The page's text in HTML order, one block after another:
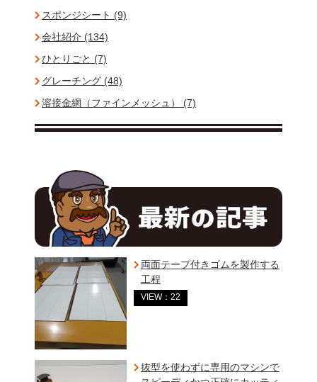
スポンジシート (9)
会社紹介 (134)
ひとりごと (7)
グレーチング (48)
溶接金網（ファインメッシュ） (7)
両面テープ付きゴムを製作する
工程
VIEW：22
抜型を使わずに専用のマシンで